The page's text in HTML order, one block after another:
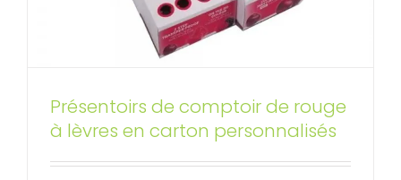
Présentoirs de comptoir de rouge
à lèvres en carton personnalisés
Petits présentoirs de comptoir en
carton ondulé
Affichages de compteur personnalisés